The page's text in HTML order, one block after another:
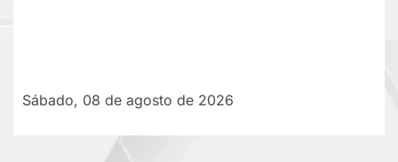
Sábado, 08 de agosto de 2026